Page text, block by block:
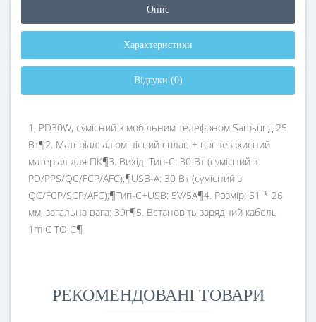
Опис
Характеристики
Відгуки (0)
1, PD30W, сумісний з мобільним телефоном Samsung 25
Вт¶2. Матеріал: алюмінієвий сплав + вогнезахисний
матеріал для ПК¶3. Вихід: Тип-C: 30 Вт (сумісний з
PD/PPS/QC/FCP/AFC);¶USB-A: 30 Вт (сумісний з
QC/FCP/SCP/AFC);¶Тип-C+USB: 5V/5A¶4. Розмір: 51 * 26
мм, загальна вага: 39г¶5. Встановіть зарядний кабель
1m C TO C¶
РЕКОМЕНДОВАНІ ТОВАРИ